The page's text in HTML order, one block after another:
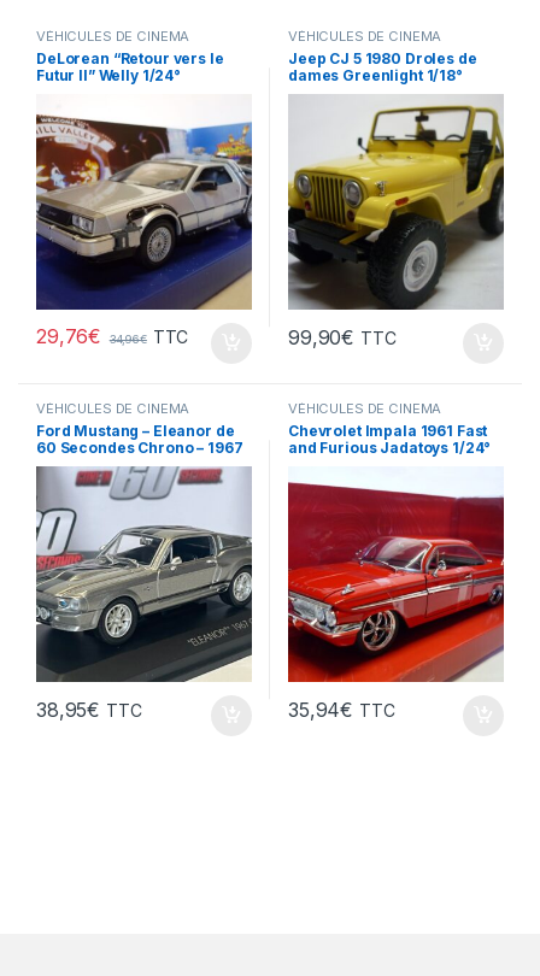
VÉHICULES DE CINEMA
DeLorean “Retour vers le
Futur II” Welly 1/24°
29,76€ 34,96€ TTC
VÉHICULES DE CINEMA
Jeep CJ 5 1980 Droles de
dames Greenlight 1/18°
99,90€ TTC
VÉHICULES DE CINEMA
Ford Mustang – Eleanor de
60 Secondes Chrono – 1967
Greenlight 1/43°
38,95€ TTC
VÉHICULES DE CINEMA
Chevrolet Impala 1961 Fast
and Furious Jadatoys 1/24°
35,94€ TTC